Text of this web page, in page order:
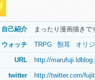
自己紹介 まったり漫画描きで
ウォッチ TRPG 獣耳 オリ
URL http://
twitter http://twitter.com/